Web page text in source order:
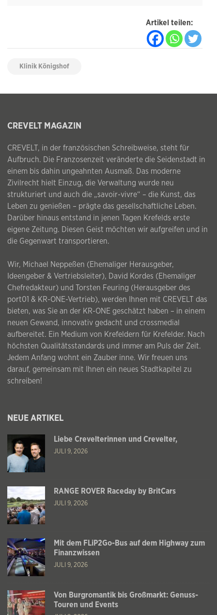
Artikel teilen:
Klinik Königshof
CREVELT MAGAZIN
CREVELT, in der französischen Schreibweise, steht für
Aufbruch. Die Franzosenzeit veränderte die Seidenstadt in
einem bis dahin ungeahnten Ausmaß. Das moderne
Zivilrecht hielt Einzug, die Verwaltung wurde neu
strukturiert und auch die „savoir-vivre“ – die Kunst, das
Leben zu genießen – prägte das gesellschaftliche Leben.
Darüber hinaus entstand in jenen Tagen Krefelds erste
eigene Zeitung. Diesen Geist möchten wir aufgreifen und in
die Gegenwart transportieren.
Wir, Michael Neppeßen (Ehemaliger Herausgeber,
Ideengeber & Vertriebsleiter), David Kordes (Ehemaliger
Chefredakteur) und Torsten Feuring (Herausgeber des
port01 & KR-ONE-Vertrieb), werden Ihnen mit CREVELT das
bieten, was Sie an der KR-ONE geschätzt haben – in einem
neuen Gewand, innovativ gedacht und crossmedial
aufbereitet. Ein Medium von Krefeldern für Krefelder. Nach
höchsten Qualitätsstandards und immer am Puls der Zeit.
Jedem Anfang wohnt ein Zauber inne. Wir freuen uns
darauf, gemeinsam mit Ihnen ein neues Stadtkapitel zu
schreiben!
NEUE ARTIKEL
Liebe Crevelterinnen und Crevelter,
JULI 9, 2026
RANGE ROVER Raceday by BritCars
JULI 9, 2026
Mit dem FLiP2Go-Bus auf dem Highway zum
Finanzwissen
JULI 9, 2026
Von Burgromantik bis Großmarkt: Genuss-
Touren und Events